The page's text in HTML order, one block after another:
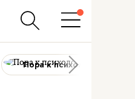
Пора к психологу